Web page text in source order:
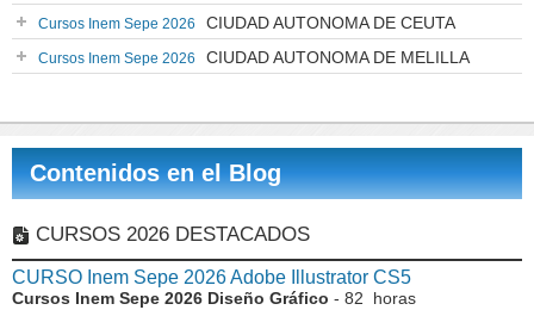
Cursos Inem Sepe 2026 CIUDAD AUTONOMA DE CEUTA
Cursos Inem Sepe 2026 CIUDAD AUTONOMA DE MELILLA
Contenidos en el Blog
CURSOS 2026 DESTACADOS
CURSO Inem Sepe 2026 Adobe Illustrator CS5
Cursos Inem Sepe 2026 Diseño Gráfico - 82 horas